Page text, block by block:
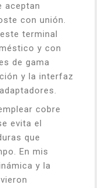
aceptan
con unión.
terminal
y con
de gama
y la interfaz
cobre
evita el
que
En mis
y la